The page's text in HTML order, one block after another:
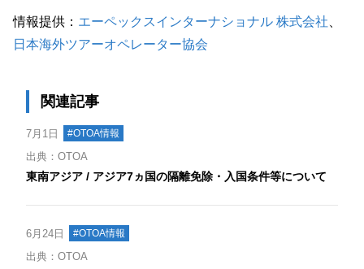
情報提供： エーペックスインターナショナル 株式会社
日本海外ツアーオペレーター協会
関連記事
7月1日 #OTOA情報
出典：OTOA
東南アジア / アジア7ヵ国の隔離免除・入国条件等について
6月24日 #OTOA情報
出典：OTOA